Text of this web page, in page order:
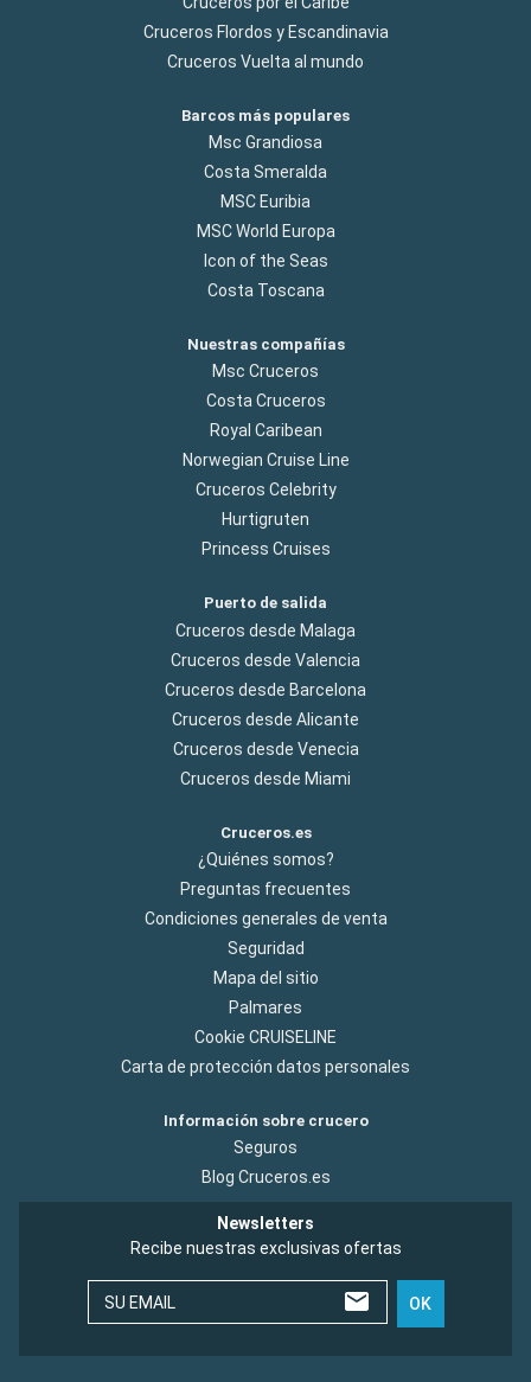
Cruceros Flordos y Escandinavia
Cruceros Vuelta al mundo
Barcos más populares
Msc Grandiosa
Costa Smeralda
MSC Euribia
MSC World Europa
Icon of the Seas
Costa Toscana
Nuestras compañías
Msc Cruceros
Costa Cruceros
Royal Caribean
Norwegian Cruise Line
Cruceros Celebrity
Hurtigruten
Princess Cruises
Puerto de salida
Cruceros desde Malaga
Cruceros desde Valencia
Cruceros desde Barcelona
Cruceros desde Alicante
Cruceros desde Venecia
Cruceros desde Miami
Cruceros.es
¿Quiénes somos?
Preguntas frecuentes
Condiciones generales de venta
Seguridad
Mapa del sitio
Palmares
Cookie CRUISELINE
Carta de protección datos personales
Información sobre crucero
Seguros
Blog Cruceros.es
Newsletters
Recibe nuestras exclusivas ofertas
SU EMAIL OK